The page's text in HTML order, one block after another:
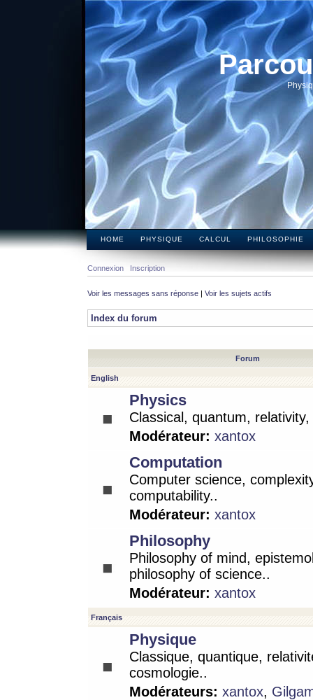
HOME PHYSIQUE CALCUL PHILOSOPHIE
Connexion Inscription
Voir les messages sans réponse | Voir les sujets actifs
Index du forum
Forum
English
Physics
Classical, quantum,
Modérateur: xantox
Computation
Computer science,
computability..
Modérateur: xantox
Philosophy
Philosophy of mind,
philosophy of science..
Modérateur: xantox
Français
Physique
Classique, quantique,
cosmologie..
Modérateurs: xantox,